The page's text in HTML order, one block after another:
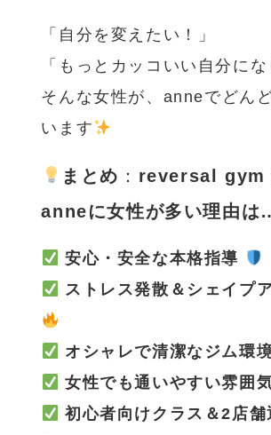
「自分を変えたい！」
「もっとカッコいい自分にな
そんな女性が、anneでどん
います
まとめ ： reversal gym
anneに女性が多い理由は
安心・安全な本格指導
ストレス発散＆シェイプ
オシャレで清潔なジム環
女性でも通いやすい雰囲
初心者向けクラス＆2店舗